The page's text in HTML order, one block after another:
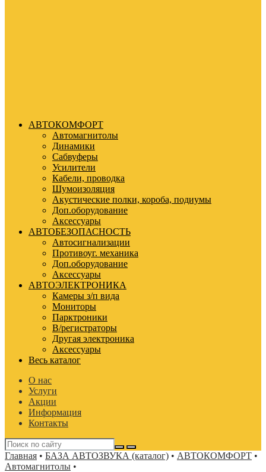
АВТОКОМФОРТ
Автомагнитолы
Динамики
Сабвуферы
Усилители
Кабели, проводка
Шумоизоляция
Акустические полки, короба, подиумы
Доп.оборудование
Аксессуары
АВТОБЕЗОПАСНОСТЬ
Автосигнализации
Противоуг. механика
Доп.оборудование
Аксессуары
АВТОЭЛЕКТРОНИКА
Камеры з/п вида
Мониторы
Парктроники
В/регистраторы
Другая электроника
Аксессуары
Весь каталог
О нас
Услуги
Акции
Информация
Контакты
Главная • БАЗА АВТОЗВУКА (каталог) • АВТОКОМФОРТ •
Автомагнитолы •